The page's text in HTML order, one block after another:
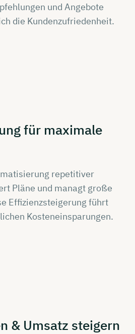
und Angebote
die Kundenzufriedenheit.
für maximale
repetitiver
Pläne und managt große
Effizienzsteigerung führt
Kosteneinsparungen.
& Umsatz steigern